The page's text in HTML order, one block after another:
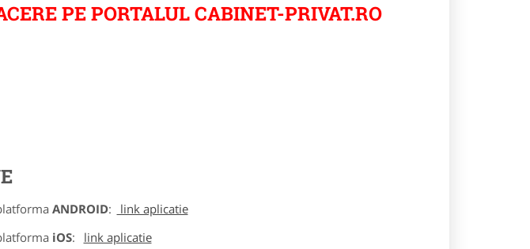
PE PORTALUL CABINET-PRIVAT.RO
ANDROID:
link aplicatie
iOS:
link aplicatie